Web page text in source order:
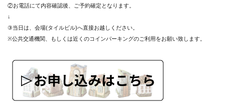
②お電話にて内容確認後、ご予約確定となります。
↓
③当日は、会場(タイルビル)へ直接お越しください。
※公共交通機関、もしくは近くのコインパーキングのご利用をお願い致します。